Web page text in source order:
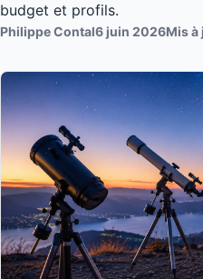
budget et profils.
Philippe Contal6 juin 2026Mis à